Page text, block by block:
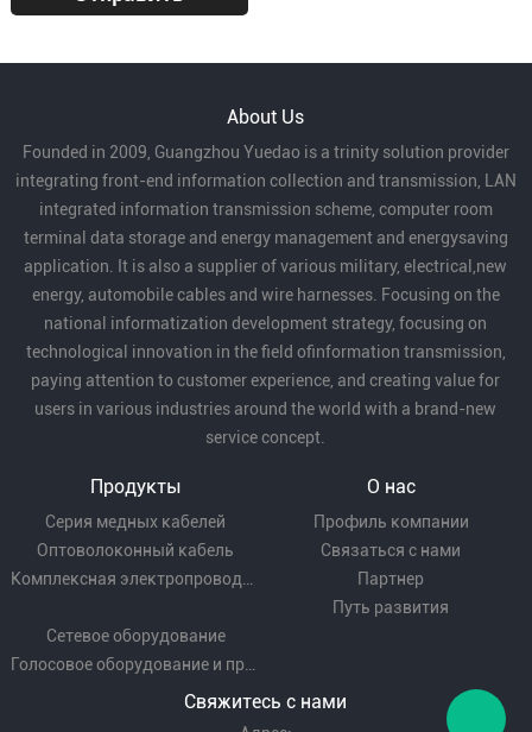
About Us
Founded in 2009, Guangzhou Yuedao is a trinity solution provider
integrating front-end information collection and transmission, LAN
integrated information transmission scheme, computer room
terminal data storage and energy management and energysaving
application. It is also a supplier of various military, electrical,new
energy, automobile cables and wire harnesses. Focusing on the
national informatization development strategy, focusing on
technological innovation in the field ofinformation transmission,
paying attention to customer experience, and creating value for
users in various industries around the world with a brand-new
service concept.
Продукты
Серия медных кабелей
Оптоволоконный кабель
Сетевое оборудование
О нас
Профиль компании
Связаться с нами
Партнер
Путь развития
Свяжитесь с нами